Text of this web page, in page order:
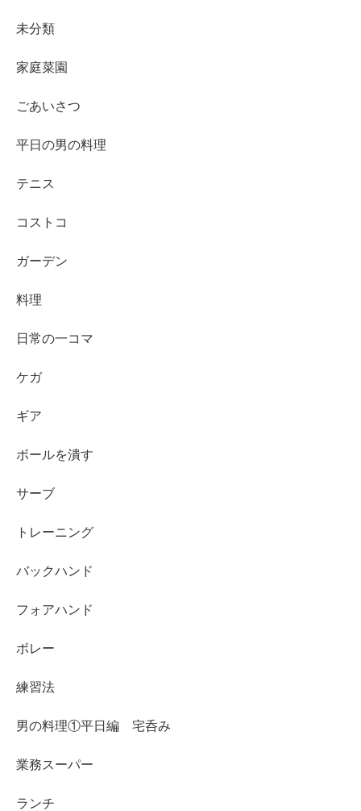
未分類
家庭菜園
ごあいさつ
平日の男の料理
テニス
コストコ
ガーデン
料理
日常の一コマ
ケガ
ギア
ボールを潰す
サーブ
トレーニング
バックハンド
フォアハンド
ボレー
練習法
男の料理①平日編 宅呑み
業務スーパー
ランチ